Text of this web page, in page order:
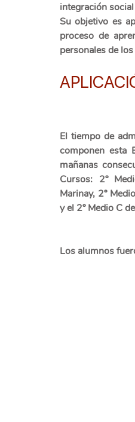
integración
Su objetivo es
proceso de
personales de
El tiempo de
componen esta
mañanas
Cursos: 2º
Marinay, 2º
y el 2º Medio C
Los alumnos